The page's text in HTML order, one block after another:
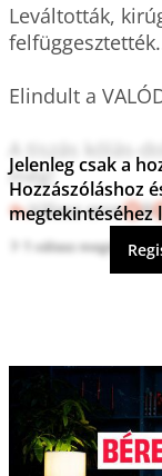
Leváltották,
Elindult a
A tiszás kólás-
még!
Válasz erre 8
1 válasz
Jelenleg csak a
Hozzászóláshoz
megtekintéséhez